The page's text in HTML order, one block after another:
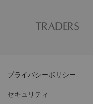
プライバシーポリシー
セキュリティ